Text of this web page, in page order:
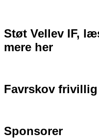
Støt Vellev IF,
mere her
Favrskov frivillig
Sponsorer